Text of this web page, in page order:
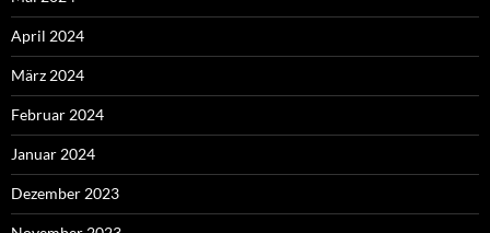
April 2024
März 2024
Februar 2024
Januar 2024
Dezember 2023